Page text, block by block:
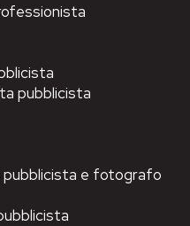
pubblicista
pubblicista e fotografo